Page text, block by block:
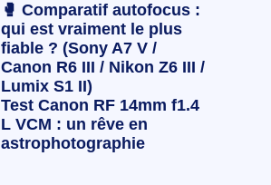
🥊 Comparatif autofocus :
qui est vraiment le plus
fiable ? (Sony A7 V /
Canon R6 III / Nikon Z6 III /
Lumix S1 II)
Test Canon RF 14mm f1.4
L VCM : un rêve en
astrophotographie